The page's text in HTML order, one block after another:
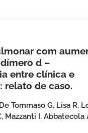
com
d –
entre clínica e
relato de caso.
Tommaso G, Lisa R,
Mazzanti I, Abbatecola